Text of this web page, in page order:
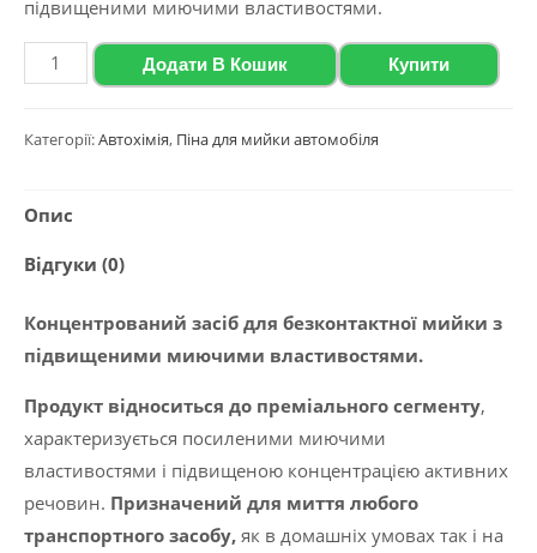
підвищеними миючими властивостями.
Активна
піна
підвищеними
властивостями
2020
"Active
Foam
22
кг
кількість
Додати В Кошик Купити
Категорії:Автохімія, Піна для мийки автомобіля
Опис
Відгуки (0)
Концентрований засіб для безконтактної мийки з
підвищеними миючими властивостями.
Продукт відноситься до преміального сегменту,
характеризується посиленими миючими
властивостями і підвищеною концентрацією активних
речовин. Призначений для миття любого
транспортного засобу, як в домашніх умовах так і на